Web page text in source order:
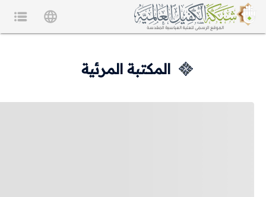
المكتبة المرئية